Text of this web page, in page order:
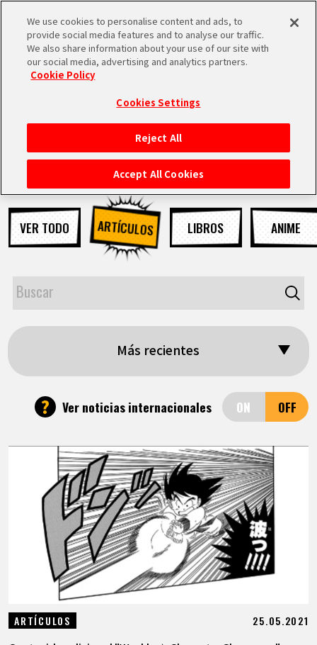
MEN
INICIO
NOTICIAS
LO MÁS DESTACADO
VÍDEOS
ARTÍCULOS
EN FR DE ES
NOTICIAS
VER TODO ARTÍCULOS LIBROS ANIME
Más recientes
? Ver noticias internacionales
ARTÍCULOS 25.05.2021
We use cookies to personalise content and ads, to
provide social media features and to analyse our traffic.
We also share information about your use of our site with
our social media, advertising and analytics partners.
Cookie Policy
Cookies Settings
Reject All
Accept All Cookies